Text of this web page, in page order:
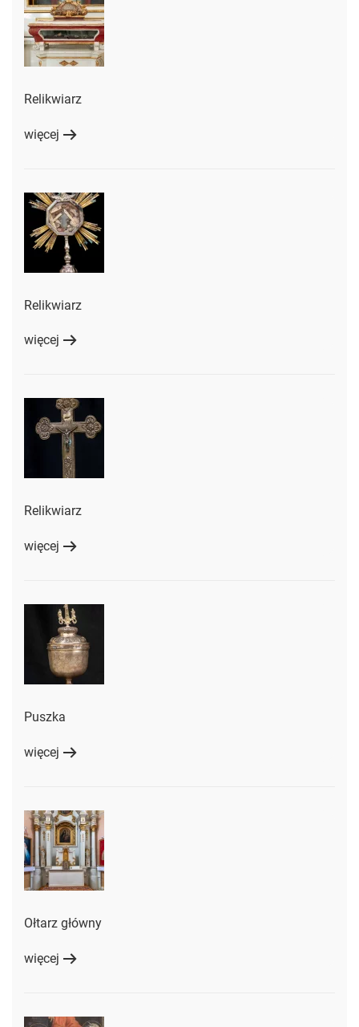
Relikwiarz
więcej
Relikwiarz
więcej
Relikwiarz
więcej
Puszka
więcej
Ołtarz główny
więcej